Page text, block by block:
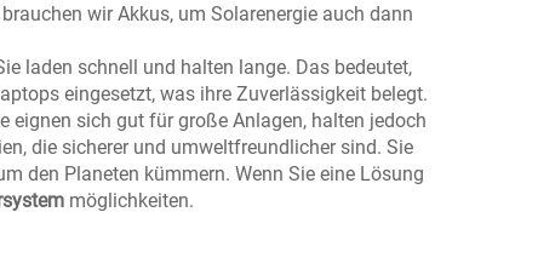
wir Akkus, um Solarenergie auch dann
laden schnell und halten lange. Das bedeutet,
eingesetzt, was ihre Zuverlässigkeit belegt.
eignen sich gut für große Anlagen, halten jedoch
die sicherer und umweltfreundlicher sind. Sie
den Planeten kümmern. Wenn Sie eine Lösung
möglichkeiten.